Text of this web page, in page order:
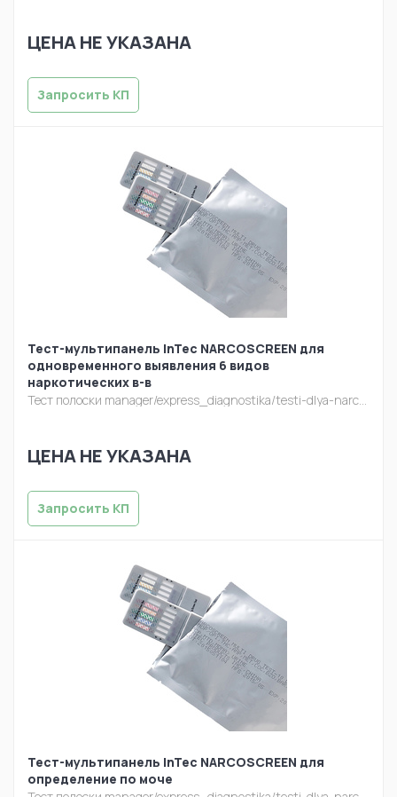
ЦЕНА НЕ УКАЗАНА
Запросить КП
Тест-мультипанель InTec NARCOSCREEN для
одновременного выявления 6 видов
наркотических в-в
Тест полоски manager/express_diagnostika/testi-dlya-narcoscreen-multipanel-10-viyavleniya-narkotiche.jpg
ЦЕНА НЕ УКАЗАНА
Запросить КП
Тест-мультипанель InTec NARCOSCREEN для
определение по моче